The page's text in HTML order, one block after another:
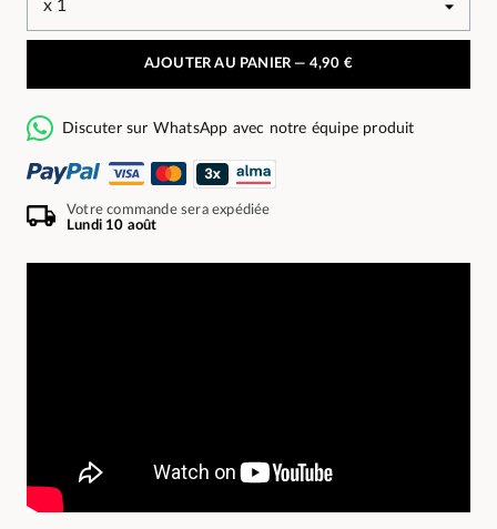
AJOUTER AU PANIER — 4,90 €
Discuter sur WhatsApp avec notre équipe produit
Votre commande sera expédiée
Lundi 10 août